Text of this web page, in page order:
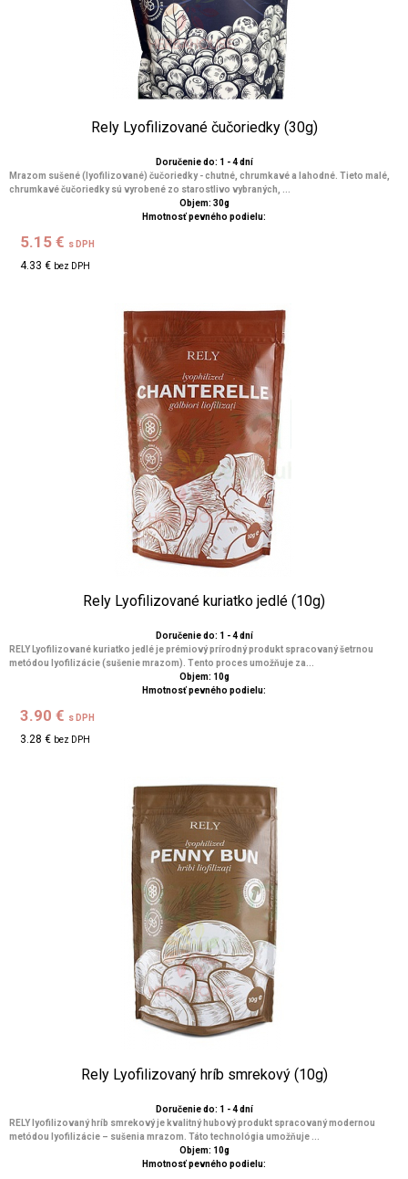
Rely Lyofilizované čučoriedky (30g)
Doručenie do: 1 - 4 dní
Mrazom sušené (lyofilizované) čučoriedky - chutné, chrumkavé a lahodné. Tieto malé,
chrumkavé čučoriedky sú vyrobené zo starostlivo vybraných, ...
Objem: 30g
Hmotnosť pevného podielu:
5.15 € s DPH
4.33 € bez DPH
Rely Lyofilizované kuriatko jedlé (10g)
Doručenie do: 1 - 4 dní
RELY Lyofilizované kuriatko jedlé je prémiový prírodný produkt spracovaný šetrnou
metódou lyofilizácie (sušenie mrazom). Tento proces umožňuje za...
Objem: 10g
Hmotnosť pevného podielu:
3.90 € s DPH
3.28 € bez DPH
Rely Lyofilizovaný hríb smrekový (10g)
Doručenie do: 1 - 4 dní
RELY lyofilizovaný hríb smrekový je kvalitný hubový produkt spracovaný modernou
metódou lyofilizácie – sušenia mrazom. Táto technológia umožňuje ...
Objem: 10g
Hmotnosť pevného podielu: